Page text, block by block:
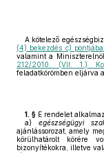
A kötelező
(4) bekezdés c)
valamint a
212/2010. (VII. 1.)
feladatkörömben eljárva
1. § E rendelet
a)
egészségügyi
ajánlássorozat, amely
körülhatárolt körére
bizonyítékokra, illetve